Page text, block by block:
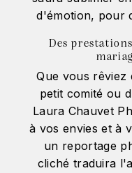
d'émotion, pour
Des
Que vous rêviez
petit comité ou
Laura Chauvet
à vos envies et à
un reportage
cliché traduira